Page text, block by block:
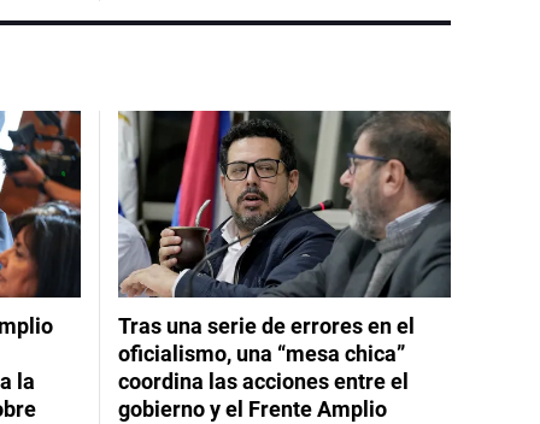
la
Tras una serie de errores en el
oficialismo, una “mesa chica”
coordina las acciones entre el
gobierno y el Frente Amplio